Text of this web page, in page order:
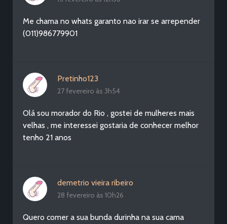
Me chama no whats garanto nao irar se arrepender
(011)986779901
Pretinho123
27 fevereiro às 3h54
Olá sou morador do Rio , gostei de mulheres mais
velhas , me interessei gostaria de conhecer melhor
tenho 21 anos
demetrio vieira ribeiro
28 fevereiro às 10h26
Quero comer a sua bunda durinha na sua cama